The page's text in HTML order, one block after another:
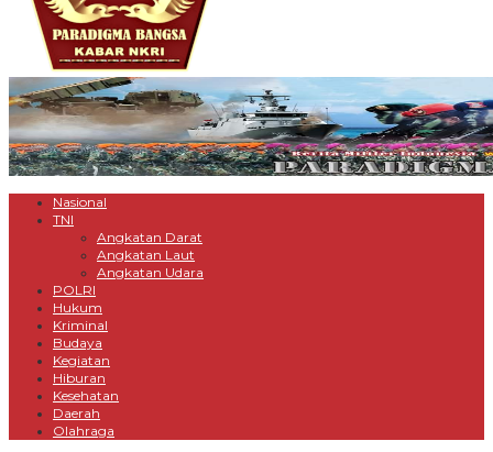
Nasional
TNI
Angkatan Darat
Angkatan Laut
Angkatan Udara
POLRI
Hukum
Kriminal
Budaya
Kegiatan
Hiburan
Kesehatan
Daerah
Olahraga